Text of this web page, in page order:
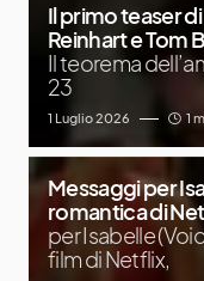
Il primo teaser
Reinhart e Tom
Il teorema
23
1 Luglio 2026 1
Messaggi per
romantica di
per Isabelle
film di Netflix,